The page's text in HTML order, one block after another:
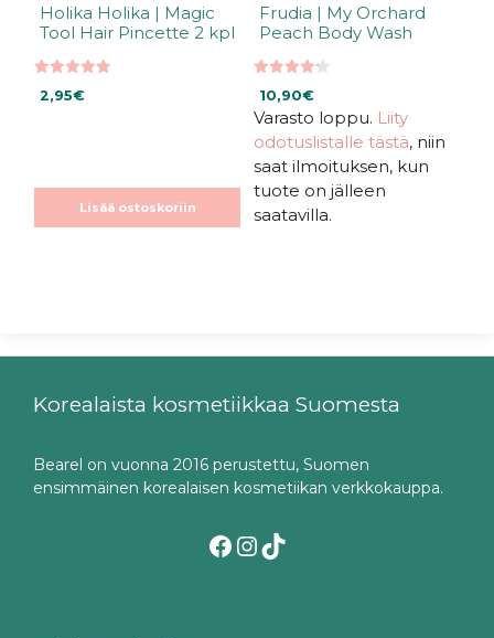
Holika Holika | Magic
Tool Hair Pincette 2 kpl
5.00
5:stä
2,95€
Lisää ostoskoriin
Frudia | My Orchard
Peach Body Wash
4.25
5:stä
10,90€
Varasto loppu. Liity
odotuslistalle tästä, niin
saat ilmoituksen, kun
tuote on jälleen
saatavilla.
Korealaista kosmetiikkaa Suomesta
Bearel on vuonna 2016 perustettu, Suomen
ensimmäinen korealaisen kosmetiikan verkkokauppa.
Facebook
Instagram
TikTok